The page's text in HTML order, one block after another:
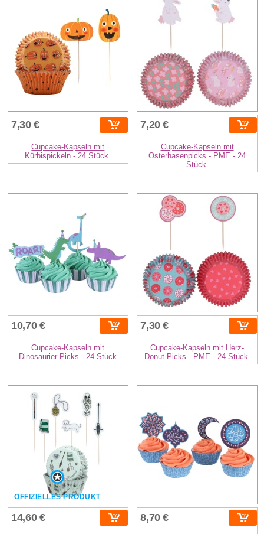
7,30 €
Cupcake-Kapseln mit
Kürbispickeln - 24 Stück.
7,20 €
Cupcake-Kapseln mit
Osterhasenpicks - PME - 24
Stück.
10,70 €
Cupcake-Kapseln mit
Dinosaurier-Picks - 24 Stück
7,30 €
Cupcake-Kapseln mit Herz-
Donut-Picks - PME - 24 Stück.
OFFIZIELLES PRODUKT
14,60 € 8,70 €